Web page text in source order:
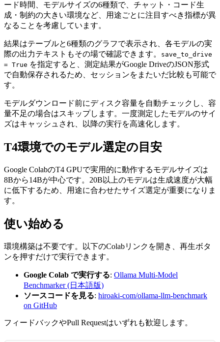
ード時間、モデルサイズの6種類で、チャット・コード生
成・制約の大きい環境など、用途ごとに注目すべき指標が異
なることを考慮しています。
結果はテーブルと6種類のグラフで表示され、各モデルの実
際の出力テキストもその場で確認できます。
save_to_drive
= True を指定すると、測定結果がGoogle DriveのJSON形式
で自動保存されるため、セッションをまたいだ比較も可能で
す。
モデルダウンロード前にディスク容量を自動チェックし、容
量不足の場合はスキップします。一度測定したモデルのサイ
ズはキャッシュされ、以降の実行を高速化します。
T4環境でのモデル選定の目安
Google ColabのT4 GPUで実用的に動作するモデルサイズは
8Bから14Bが中心です。20B以上のモデルは生成速度が大幅
に低下するため、用途に合わせたサイズ選定が重要になりま
す。
使い始める
環境構築は不要です。以下のColabリンクを開き、再生ボタ
ンを押すだけで実行できます。
Google Colab で実行する: Ollama Multi-Model
Benchmarker (日本語版)
ソースコードを見る: hiroaki-com/ollama-llm-benchmark
on GitHub
フィードバックやPull Requestはいずれも歓迎します。